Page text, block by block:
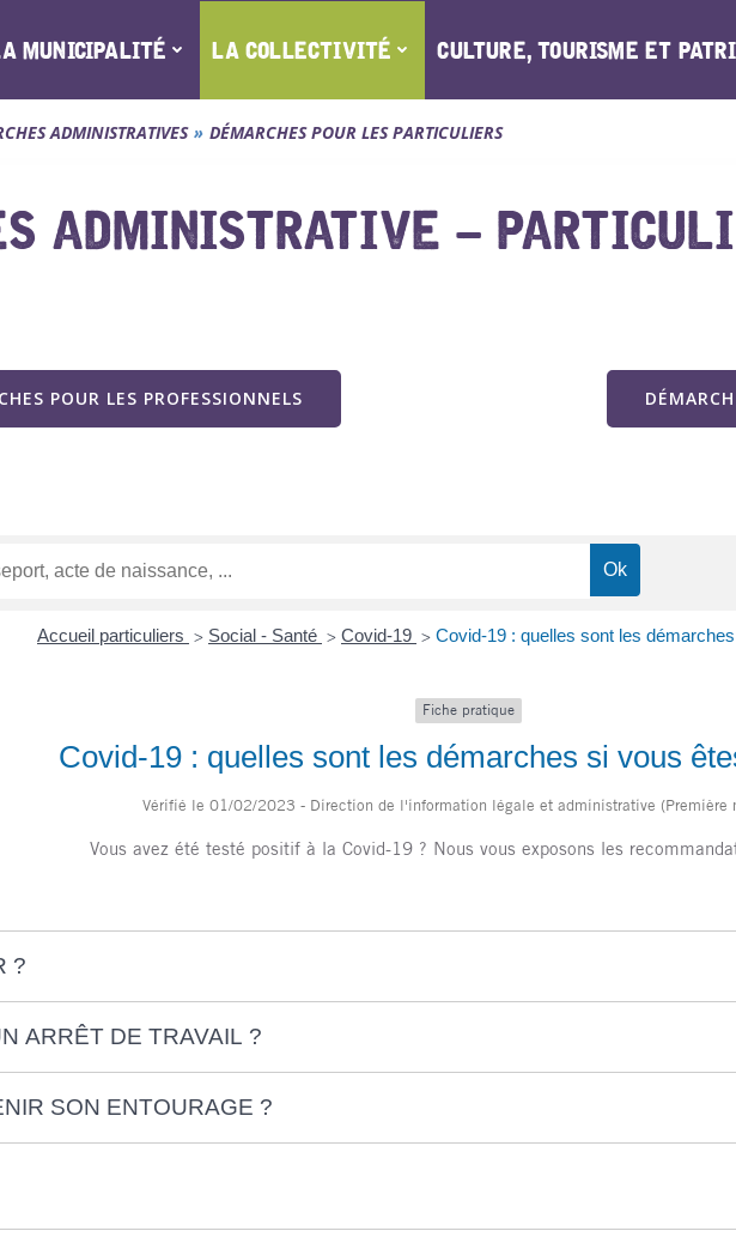
MUNICIPALITÉ LA COLLECTIVITÉ CULTURE, TOURISME ET
ADMINISTRATIVES DÉMARCHES POUR LES PARTICULIERS
ADMINISTRATIVE –
POUR LES PROFESSIONNELS
Accueil particuliers > Social - Santé > Covid-19 > Covid-19 : quelles sont les
Fiche pratique
Covid-19 : quelles sont les démarches si vous
Vérifié le 01/02/2023 - Direction de l'information légale et administrative (Première
Vous avez été testé positif à la Covid-19 ? Nous vous exposons les
?
ARRÊT DE TRAVAIL ?
SON ENTOURAGE ?